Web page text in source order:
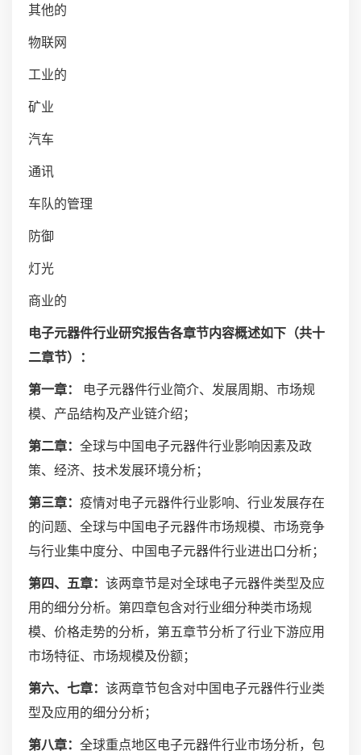
其他的
物联网
工业的
矿业
汽车
通讯
车队的管理
防御
灯光
商业的
电子元器件行业研究报告各章节内容概述如下（共十
二章节）：
第一章：
电子元器件行业简介、发展周期、市场规
模、产品结构及产业链介绍；
第二章： 全球与中国电子元器件行业影响因素及政
策、经济、技术发展环境分析；
第三章： 疫情对电子元器件行业影响、行业发展存在
的问题、全球与中国电子元器件市场规模、市场竞争
与行业集中度分、中国电子元器件行业进出口分析；
第四、五章： 该两章节是对全球电子元器件类型及应
用的细分分析。第四章包含对行业细分种类市场规
模、价格走势的分析，第五章节分析了行业下游应用
市场特征、市场规模及份额；
第六、七章： 该两章节包含对中国电子元器件行业类
型及应用的细分分析；
第八章： 全球重点地区电子元器件行业市场分析，包